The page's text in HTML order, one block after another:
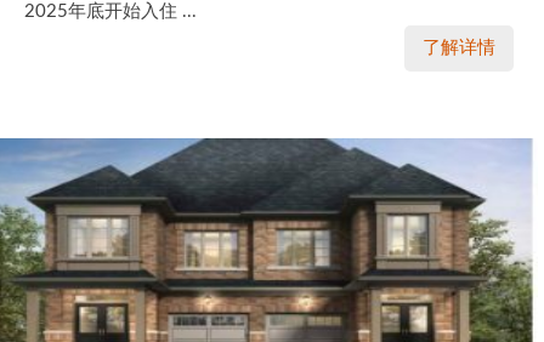
2025年底开始入住 ...
了解详情